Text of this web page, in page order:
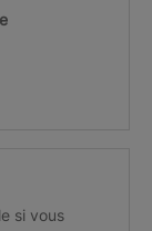
si vous